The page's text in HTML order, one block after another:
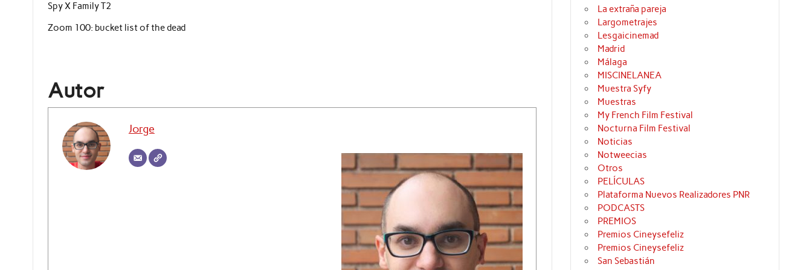
Spy X Family T2
Zoom 100: bucket list of the dead
Autor
Jorge
La extraña pareja
Largometrajes
Lesgaicinemad
Madrid
Málaga
MISCINELANEA
Muestra Syfy
Muestras
My French Film Festival
Nocturna Film Festival
Noticias
Notweecias
Otros
PELÍCULAS
Plataforma Nuevos Realizadores PNR
PODCASTS
PREMIOS
Premios Cineysefeliz
Premios Cineysefeliz
San Sebastián